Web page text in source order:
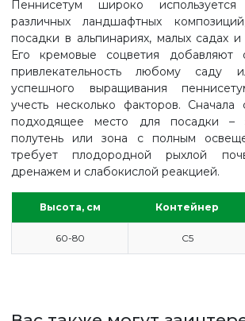
ГЛАВНАЯ
Пеннисетум широко
различных ландшафтных
посадки в альпинариях, малых садах
Его кремовые соцветия
привлекательность любому саду
успешного выращивания
учесть несколько факторов. Сначала
подходящее место для посадки –
полутень или зона с полным
требует плодородной рыхлой
дренажем и слабокислой реакцией.
Высота, см Контейнер
60-80 С5